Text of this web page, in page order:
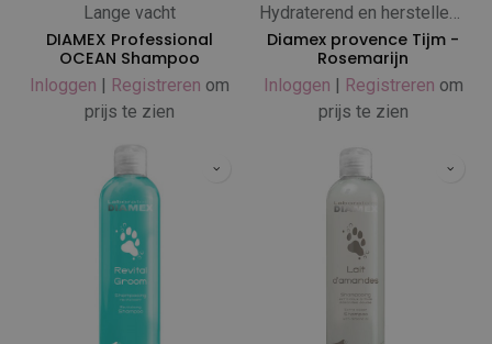
Lange vacht
DIAMEX Professional
OCEAN Shampoo
Inloggen | Registreren om
prijs te zien
Hydraterend en herstellend
Diamex provence Tijm -
Rosemarijn
Inloggen | Registreren om
prijs te zien